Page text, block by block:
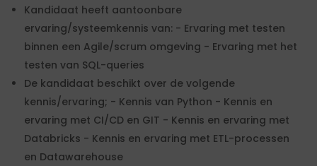
Kandidaat heeft aantoonbare
ervaring/systeemkennis van: - Ervaring met testen
binnen een Agile/scrum omgeving - Ervaring met het
testen van SQL-queries
De kandidaat beschikt over de volgende
kennis/ervaring; - Kennis van Python - Kennis en
ervaring met CI/CD en GIT - Kennis en ervaring met
Databricks - Kennis en ervaring met ETL-processen
en Datawarehouse